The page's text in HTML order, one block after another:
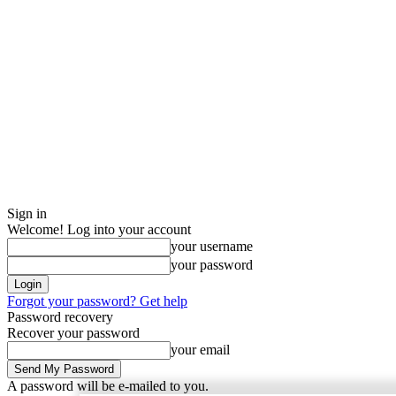
Sign in
Welcome! Log into your account
your username
your password
Forgot your password? Get help
Password recovery
Recover your password
your email
A password will be e-mailed to you.